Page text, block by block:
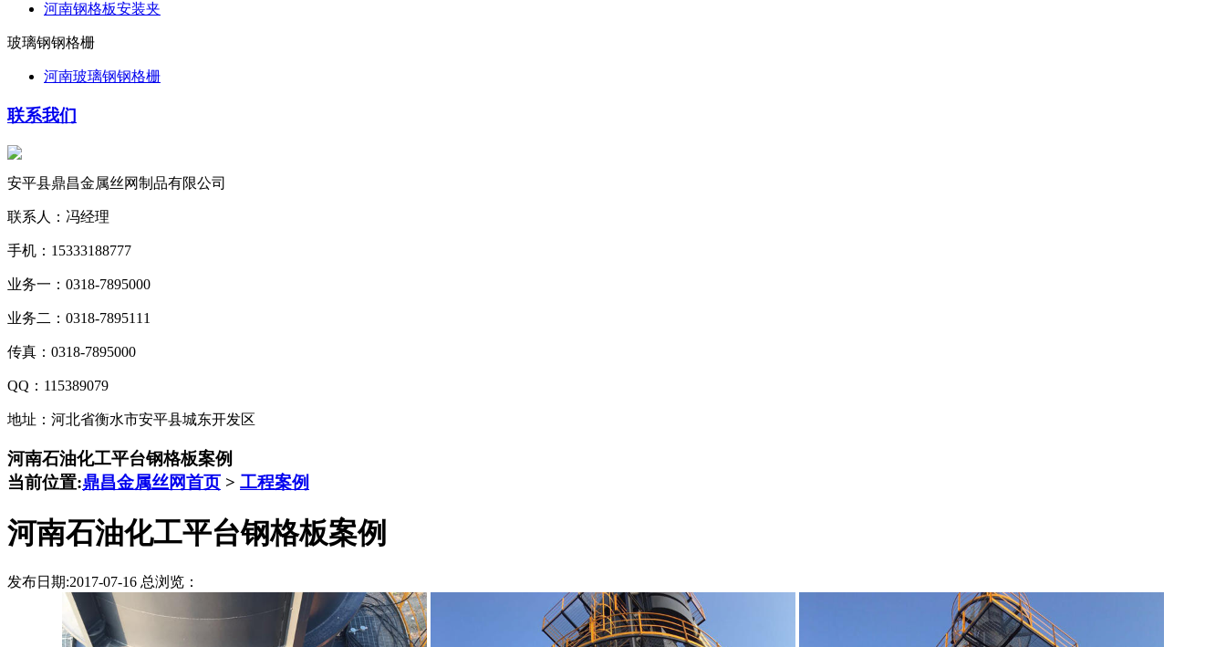
河南钢格板安装夹
玻璃钢钢格栅
河南玻璃钢钢格栅
联系我们
安平县鼎昌金属丝网制品有限公司
联系人：冯经理
手机：15333188777
业务一：0318-7895000
业务二：0318-7895111
传真：0318-7895000
QQ：115389079
地址：河北省衡水市安平县城东开发区
河南石油化工平台钢格板案例
当前位置:鼎昌金属丝网首页 > 工程案例
河南石油化工平台钢格板案例
发布日期:2017-07-16 总浏览：